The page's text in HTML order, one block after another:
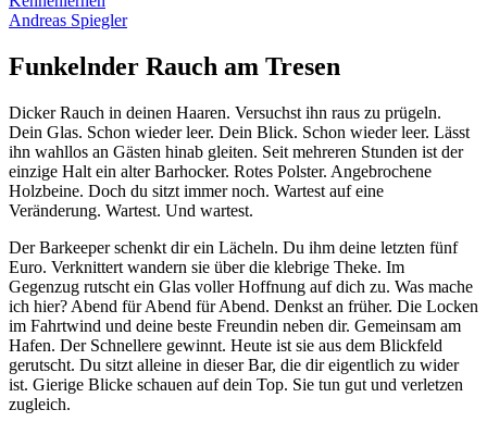
Andreas Spiegler
Funkelnder Rauch am Tresen
Dicker Rauch in deinen Haaren. Versuchst ihn raus zu prügeln.
Dein Glas. Schon wieder leer. Dein Blick. Schon wieder leer. Lässt
ihn wahllos an Gästen hinab gleiten. Seit mehreren Stunden ist der
einzige Halt ein alter Barhocker. Rotes Polster. Angebrochene
Holzbeine. Doch du sitzt immer noch. Wartest auf eine
Veränderung. Wartest. Und wartest.
Der Barkeeper schenkt dir ein Lächeln. Du ihm deine letzten fünf
Euro. Verknittert wandern sie über die klebrige Theke. Im
Gegenzug rutscht ein Glas voller Hoffnung auf dich zu. Was mache
ich hier? Abend für Abend für Abend. Denkst an früher. Die Locken
im Fahrtwind und deine beste Freundin neben dir. Gemeinsam am
Hafen. Der Schnellere gewinnt. Heute ist sie aus dem Blickfeld
gerutscht. Du sitzt alleine in dieser Bar, die dir eigentlich zu wider
ist. Gierige Blicke schauen auf dein Top. Sie tun gut und verletzen
zugleich.